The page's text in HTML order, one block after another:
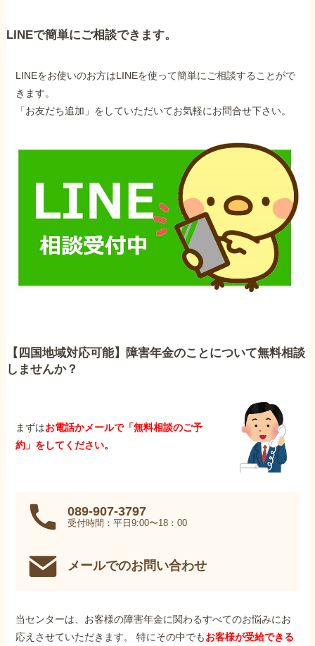
LINEで簡単にご相談できます。
LINEをお使いのお方はLINEを使って簡単にご相談することがで
きます。
「お友だち追加」をしていただいてお気軽にお問合せ下さい。
【四国地域対応可能】障害年金のことについて無料相談
しませんか？
まずはお電話かメールで「無料相談のご予
約」をしてください。
089-907-3797
受付時間：平日9:00〜18：00
メールでのお問い合わせ
当センターは、お客様の障害年金に関わるすべてのお悩みにお
応えさせていただきます。 特にその中でもお客様が受給できる